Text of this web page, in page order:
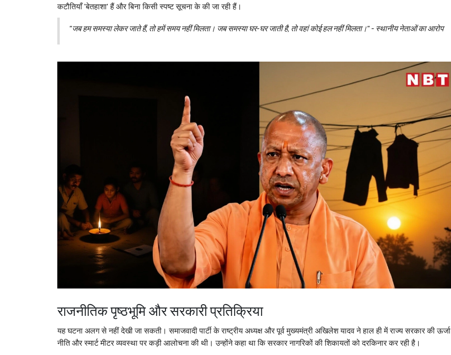
कटौतियाँ 'बेतहाशा' हैं और बिना किसी स्पष्ट सूचना के की जा रही हैं।
"जब हम समस्या लेकर जाते हैं, तो हमें समय नहीं मिलता। जब समस्या घर-घर जाती है, तो वहां कोई हल नहीं मिलता।" - स्थानीय नेताओं का आरोप
राजनीतिक पृष्ठभूमि और सरकारी प्रतिक्रिया
यह घटना अलग से नहीं देखी जा सकती। समाजवादी पार्टी के राष्ट्रीय अध्यक्ष और पूर्व मुख्यमंत्री अखिलेश यादवने हाल ही में राज्य सरकार की ऊर्जा
नीति और स्मार्ट मीटर व्यवस्था पर कड़ी आलोचना की थी। उन्होंने कहा था कि सरकार नागरिकों की शिकायतों को दरकिनार कर रही है।